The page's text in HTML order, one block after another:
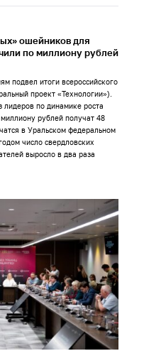
ошейников для
по миллиону рублей
подвел итоги всероссийского
проект «Технологии»).
лидеров по динамике роста
рублей получат 48
в Уральском федеральном
число свердловских
выросло в два раза